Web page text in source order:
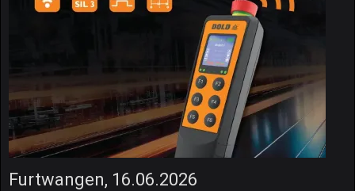
Furtwangen, 16.06.2026